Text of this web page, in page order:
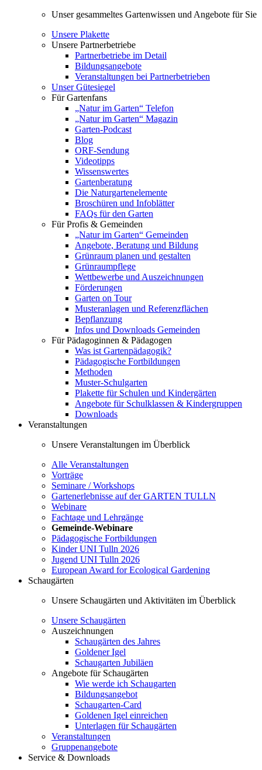
Unser gesammeltes Gartenwissen und Angebote für Sie
Unsere Plakette
Unsere Partnerbetriebe
Partnerbetriebe im Detail
Bildungsangebote
Veranstaltungen bei Partnerbetrieben
Unser Gütesiegel
Für Gartenfans
„Natur im Garten“ Telefon
„Natur im Garten“ Magazin
Garten-Podcast
Blog
ORF-Sendung
Videotipps
Wissenswertes
Gartenberatung
Die Naturgartenelemente
Broschüren und Infoblätter
FAQs für den Garten
Für Profis & Gemeinden
„Natur im Garten“ Gemeinden
Angebote, Beratung und Bildung
Grünraum planen und gestalten
Grünraumpflege
Wettbewerbe und Auszeichnungen
Förderungen
Garten on Tour
Musteranlagen und Referenzflächen
Bepflanzung
Infos und Downloads Gemeinden
Für Pädagoginnen & Pädagogen
Was ist Gartenpädagogik?
Pädagogische Fortbildungen
Methoden
Muster-Schulgarten
Plakette für Schulen und Kindergärten
Angebote für Schulklassen & Kindergruppen
Downloads
Veranstaltungen
Unsere Veranstaltungen im Überblick
Alle Veranstaltungen
Vorträge
Seminare / Workshops
Gartenerlebnisse auf der GARTEN TULLN
Webinare
Fachtage und Lehrgänge
Gemeinde-Webinare
Pädagogische Fortbildungen
Kinder UNI Tulln 2026
Jugend UNI Tulln 2026
European Award for Ecological Gardening
Schaugärten
Unsere Schaugärten und Aktivitäten im Überblick
Unsere Schaugärten
Auszeichnungen
Schaugärten des Jahres
Goldener Igel
Schaugarten Jubiläen
Angebote für Schaugärten
Wie werde ich Schaugarten
Bildungsangebot
Schaugarten-Card
Goldenen Igel einreichen
Unterlagen für Schaugärten
Veranstaltungen
Gruppenangebote
Service & Downloads